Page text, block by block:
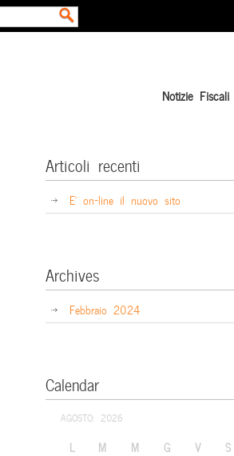
Notizie Fiscali
Articoli recenti
E’ on-line il nuovo sito
Archives
Febbraio 2024
Calendar
AGOSTO: 2026
L M M G V S